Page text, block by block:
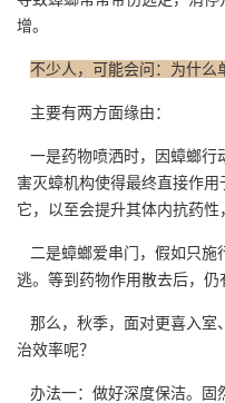
增。
不少人，可能会问：为什么
主要有两方面缘由：
一是药物喷洒时，因蟑螂行
害灭蟑机构使得最终直接作
它，以至会提升其体内抗药性
二是蟑螂爱串门，假如只施
逃。等到药物作用散去后，仍
那么，秋季，面对更喜入室
治效率呢？
办法一：做好深度保洁。固